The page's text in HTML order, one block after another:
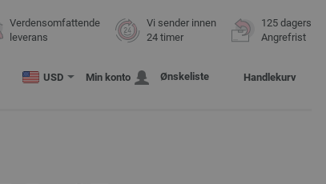
Verdensomfattende
leverans
Vi sender innen
24 timer
125 dagers
Angrefrist
USD Min konto Ønskeliste Handlekurv